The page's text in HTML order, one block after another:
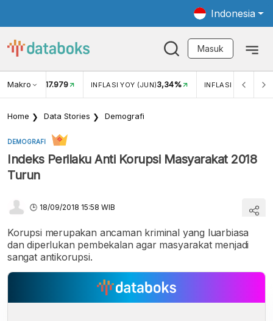
Indonesia
Masuk
Makro
USD/IDR 17.979 INFLASI YOY (JUN)3,34% INFLASI MOM
Home Data Stories Demografi
DEMOGRAFI
Indeks Perilaku Anti Korupsi Masyarakat 2018
Turun
18/09/2018 15:58 WIB
Korupsi merupakan ancaman kriminal yang luarbiasa
dan diperlukan pembekalan agar masyarakat menjadi
sangat antikorupsi.